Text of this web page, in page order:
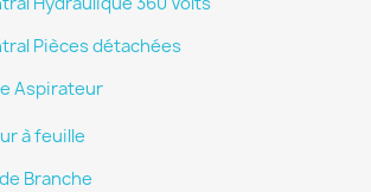
Pièces détachées
Aspirateur
à feuille
Branche